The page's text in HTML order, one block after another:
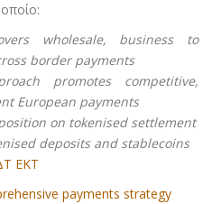
wholesale, business to
border payments
promotes competitive,
European payments
on tokenised settlement
deposits and stablecoins
ΕΚΤ
payments strategy